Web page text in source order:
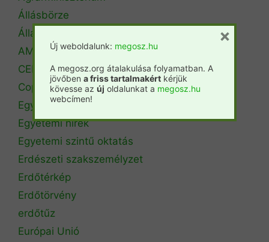
Állásbörze
Álláshirdetés
AM Erdőrendezési Főosztály
CEPF
Copa Cogeca
Egyéb
Egyetemi hírek
Egyetemi szintű oktatás
Erdészeti szakszemélyzet
Erdőtérkép
Erdőtörvény
erdőtűz
Európai Unió
Új weboldalunk: megosz.hu
A megosz.org átalakulása folyamatban. A
jövőben a friss tartalmakért kérjük
kövesse az új oldalunkat a megosz.hu
webcímen!
×